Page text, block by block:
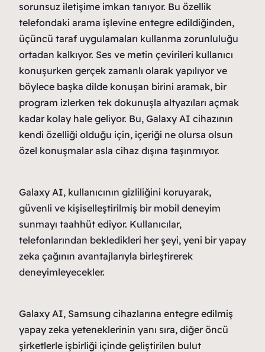
sorunsuz iletişime imkan tanıyor. Bu özellik
telefondaki arama işlevine entegre edildiğinden,
üçüncü taraf uygulamaları kullanma zorunluluğu
ortadan kalkıyor. Ses ve metin çevirileri kullanıcı
konuşurken gerçek zamanlı olarak yapılıyor ve
böylece başka dilde konuşan birini aramak, bir
program izlerken tek dokunuşla altyazıları açmak
kadar kolay hale geliyor. Bu, Galaxy AI cihazının
kendi özelliği olduğu için, içeriği ne olursa olsun
özel konuşmalar asla cihaz dışına taşınmıyor.
Galaxy AI, kullanıcının gizliliğini koruyarak,
güvenli ve kişiselleştirilmiş bir mobil deneyim
sunmayı taahhüt ediyor. Kullanıcılar,
telefonlarından bekledikleri her şeyi, yeni bir yapay
zeka çağının avantajlarıyla birleştirerek
deneyimleyecekler.
Galaxy AI, Samsung cihazlarına entegre edilmiş
yapay zeka yeteneklerinin yanı sıra, diğer öncü
şirketlerle işbirliği içinde geliştirilen bulut